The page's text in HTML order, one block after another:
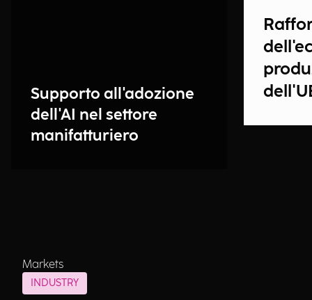
Supporto all'adozione
dell'AI nel settore
manifatturiero
Markets
INDUSTRY